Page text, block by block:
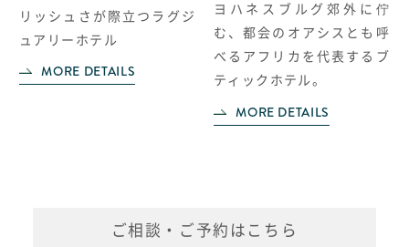
リッシュさが際立つラグジ
ュアリーホテル
MORE DETAILS
ヨハネスブルグ郊外に佇
む、都会のオアシスとも呼
べるアフリカを代表するブ
ティックホテル。
MORE DETAILS
ご相談・ご予約はこちら